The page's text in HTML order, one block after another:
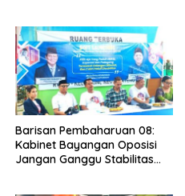
Barisan Pembaharuan 08:
Kabinet Bayangan Oposisi
Jangan Ganggu Stabilitas